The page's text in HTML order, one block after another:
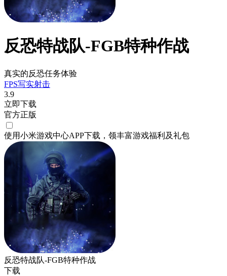
反恐特战队-FGB特种作战
真实的反恐任务体验
FPS写实射击
3.9
立即下载
官方正版
使用小米游戏中心APP下载 ，领丰富游戏福利 及礼包
反恐特战队-FGB特种作战
下载